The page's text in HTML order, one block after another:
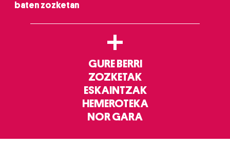
baten zozketan
+
GURE BERRI
ZOZKETAK
ESKAINTZAK
HEMEROTEKA
NOR GARA